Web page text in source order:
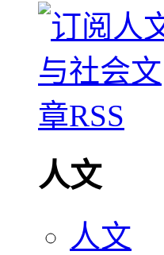
人文
人文